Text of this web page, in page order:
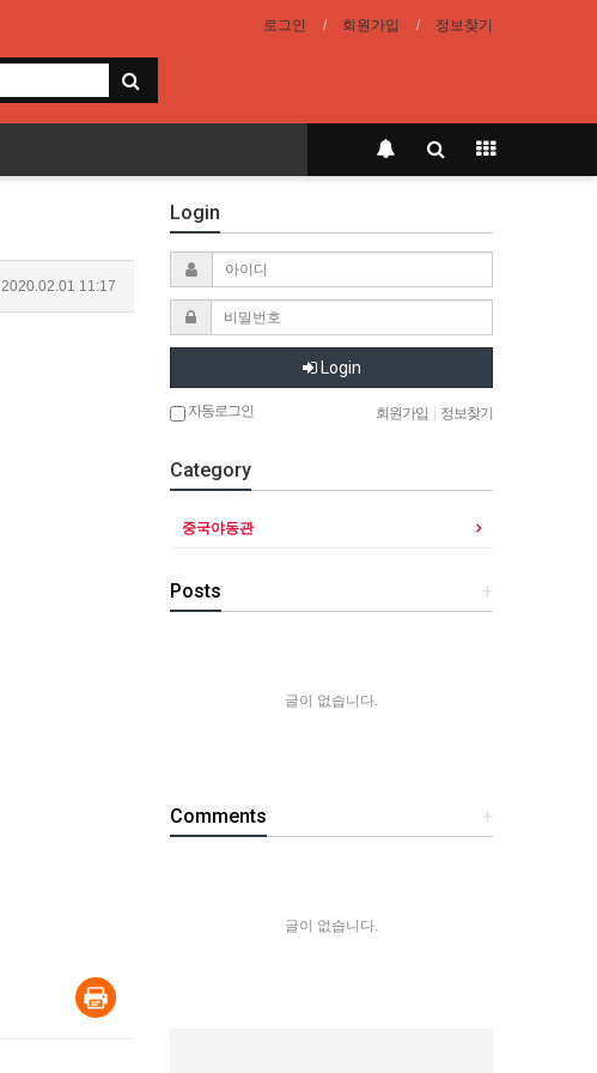
로그인 회원가입 정보찾기
2020.02.01 11:17
Login
Login
자동로그인 회원가입 정보찾기
Category
중국야동관
+
Posts
글이 없습니다.
+
Comments
글이 없습니다.